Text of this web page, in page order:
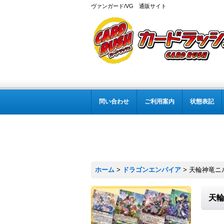
ヴァンガード/VG 通販サイト
問い合わせ ご利用案内 状態表記
ホーム > ドラゴンエンパイア > 天輪神竜ニ
天